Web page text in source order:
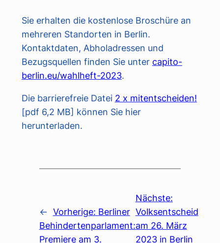
Sie erhalten die kostenlose Broschüre an
mehreren Standorten in Berlin.
Kontaktdaten, Abholadressen und
Bezugsquellen finden Sie unter capito-
berlin.eu/wahlheft-2023.
Die barrierefreie Datei 2 x mitentscheiden!
[pdf 6,2 MB] können Sie hier
herunterladen.
← Vorherige: Berliner
Behindertenparlament:
Premiere am 3.
Nächste:
Volksentscheid
am 26. März
2023 in Berlin